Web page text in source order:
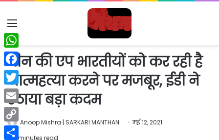
Menu
चीन की एप भारतीयों को कर रही है
आत्महत्या करने पर मजबूर, ईडी ने
उठाया बड़ा कदम
Anoop Mishra | SARKARI MANTHAN
मई 12, 2021
2 minutes read
WhatsApp
Facebook
Twitter
Email
Copy